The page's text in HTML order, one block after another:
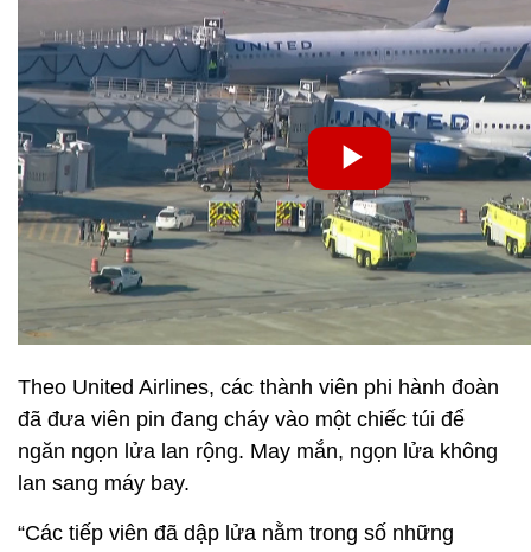
Theo United Airlines, các thành viên phi hành đoàn
đã đưa viên pin đang cháy vào một chiếc túi để
ngăn ngọn lửa lan rộng. May mắn, ngọn lửa không
lan sang máy bay.
“Các tiếp viên đã dập lửa nằm trong số những